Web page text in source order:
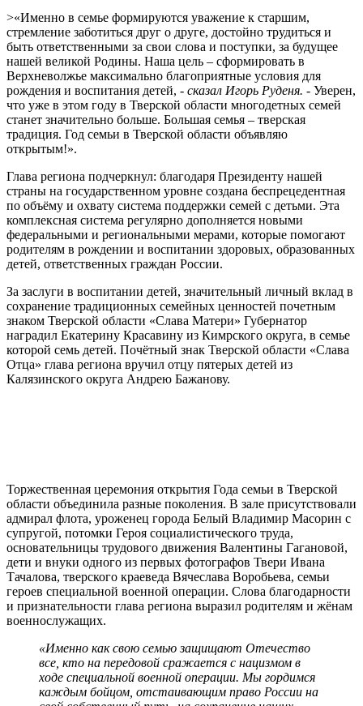
>«Именно в семье формируются уважение к старшим,
стремление заботиться друг о друге, достойно трудиться и
быть ответственными за свои слова и поступки, за будущее
нашей великой Родины. Наша цель – сформировать в
Верхневолжье максимально благоприятные условия для
рождения и воспитания детей, - сказал Игорь Руденя. - Уверен,
что уже в этом году в Тверской области многодетных семей
станет значительно больше. Большая семья – тверская
традиция. Год семьи в Тверской области объявляю
открытым!».
Глава региона подчеркнул: благодаря Президенту нашей
страны на государственном уровне создана беспрецедентная
по объёму и охвату система поддержки семей с детьми. Эта
комплексная система регулярно дополняется новыми
федеральными и региональными мерами, которые помогают
родителям в рождении и воспитании здоровых, образованных
детей, ответственных граждан России.
За заслуги в воспитании детей, значительный личный вклад в
сохранение традиционных семейных ценностей почетным
знаком Тверской области «Слава Матери» Губернатор
наградил Екатерину Красавину из Кимрского округа, в семье
которой семь детей. Почётный знак Тверской области «Слава
Отца» глава региона вручил отцу пятерых детей из
Калязинского округа Андрею Бажанову.
Торжественная церемония открытия Года семьи в Тверской
области объединила разные поколения. В зале присутствовали
адмирал флота, уроженец города Белый Владимир Масорин с
супругой, потомки Героя социалистического труда,
основательницы трудового движения Валентины Гагановой,
дети и внуки одного из первых фотографов Твери Ивана
Тачалова, тверского краеведа Вячеслава Воробьева, семьи
героев специальной военной операции. Слова благодарности
и признательности глава региона выразил родителям и жёнам
военнослужащих.
«Именно как свою семью защищают Отечество
все, кто на передовой сражается с нацизмом в
ходе специальной военной операции. Мы гордимся
каждым бойцом, отстаивающим право России на